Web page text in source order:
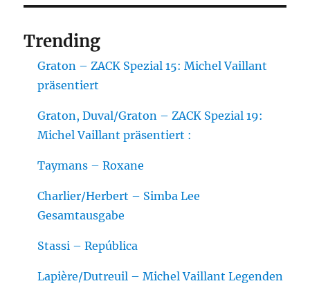
Trending
Graton – ZACK Spezial 15: Michel Vaillant
präsentiert
Graton, Duval/Graton – ZACK Spezial 19:
Michel Vaillant präsentiert :
Taymans – Roxane
Charlier/Herbert – Simba Lee
Gesamtausgabe
Stassi – República
Lapière/Dutreuil – Michel Vaillant Legenden